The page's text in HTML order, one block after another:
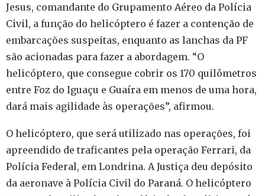
Jesus, comandante do Grupamento Aéreo da Polícia
Civil, a função do helicóptero é fazer a contenção de
embarcações suspeitas, enquanto as lanchas da PF
são acionadas para fazer a abordagem. “O
helicóptero, que consegue cobrir os 170 quilômetros
entre Foz do Iguaçu e Guaíra em menos de uma hora,
dará mais agilidade às operações”, afirmou.
O helicóptero, que será utilizado nas operações, foi
apreendido de traficantes pela operação Ferrari, da
Polícia Federal, em Londrina. A Justiça deu depósito
da aeronave à Polícia Civil do Paraná. O helicóptero